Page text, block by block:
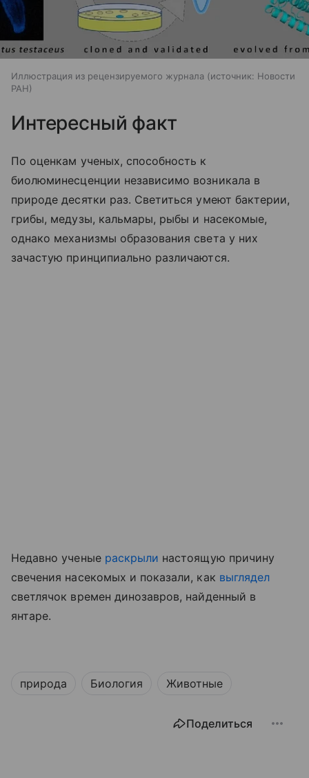
Иллюстрация из рецензируемого журнала источник: Новости
РАН
Интересный факт
По оценкам ученых, способность к
биолюминесценции независимо возникала в
природе десятки раз. Светиться умеют бактерии,
грибы, медузы, кальмары, рыбы и насекомые,
однако механизмы образования света у них
зачастую принципиально различаются.
Недавно ученые раскрыли настоящую причину
свечения насекомых и показали, как выглядел
светлячок времен динозавров, найденный в
янтаре.
природа Биология Животные
Поделиться